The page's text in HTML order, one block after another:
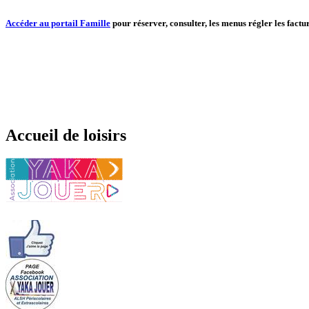
Accéder au portail Famille pour réserver, consulter, les menus régler les
Accueil de loisirs